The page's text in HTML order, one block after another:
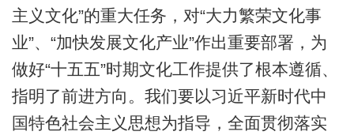
主义文化”的重大任务，对“大力繁荣文化事
业”、“加快发展文化产业”作出重要部署，为
做好“十五五”时期文化工作提供了根本遵循、
指明了前进方向。我们要以习近平新时代中
国特色社会主义思想为指导，全面贯彻落实